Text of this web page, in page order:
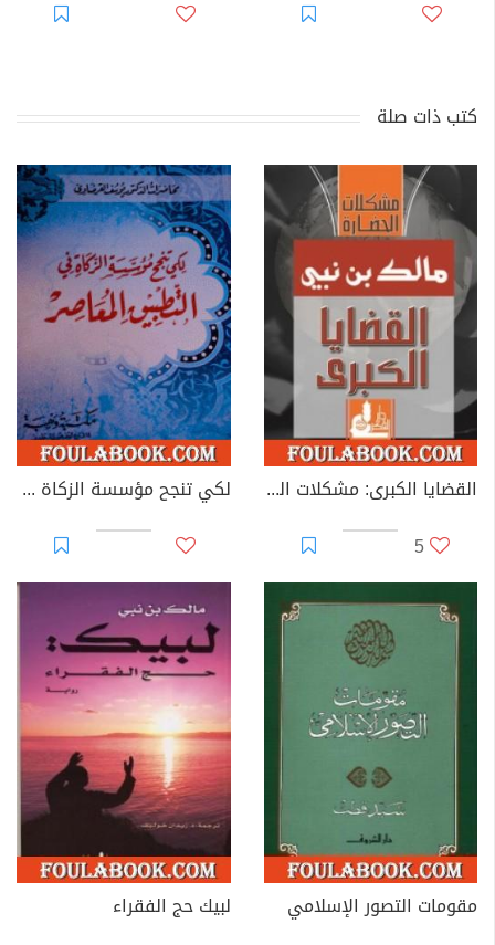
كتب ذات صلة
القضايا الكبرى: مشكلات الحضارة
5
لكي تنجح مؤسسة الزكاة في التطبيق المعاصر
مقومات التصور الإسلامي
لبيك حج الفقراء